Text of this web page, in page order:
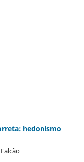
hedonismo